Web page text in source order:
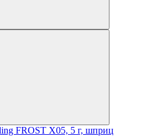
FROST X05, 5 г, шприц